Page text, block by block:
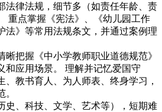
法律法规，细节多（如责任年龄、责
重点掌握《宪法》、《幼儿园工作
法》等常用法规条文，并通过案例理
把握《中小学教师职业道德规范》
和应用场景。 理解并记忆爱国守
、教书育人、为人师表、终身学习，
史、科技、文学、艺术等），短期难